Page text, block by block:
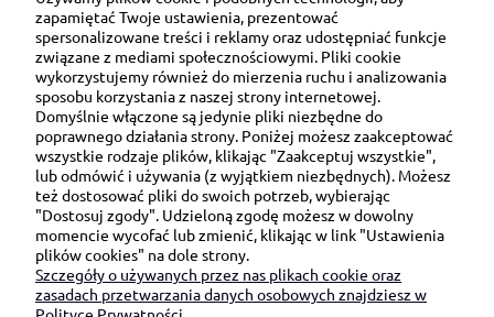
Ul. Brukowa 6/8 lok. 57/58
91-341 Łódź
NIP: 6751510615
SKONTAKTUJ SIĘ Z NAMI:
sklep@be-happygifts.com
+48 690 172 872
zapamiętać Twoje ustawienia, prezentować
spersonalizowane treści i reklamy oraz udostępniać funkcje
związane z mediami społecznościowymi. Pliki cookie
wykorzystujemy również do mierzenia ruchu i analizowania
sposobu korzystania z naszej strony internetowej.
Domyślnie włączone są jedynie pliki niezbędne do
poprawnego działania strony. Poniżej możesz zaakceptować
wszystkie rodzaje plików, klikając "Zaakceptuj wszystkie",
lub odmówić i używania (z wyjątkiem niezbędnych). Możesz
też dostosować pliki do swoich potrzeb, wybierając
"Dostosuj zgody". Udzieloną zgodę możesz w dowolny
momencie wycofać lub zmienić, klikając w link "Ustawienia
plików cookies" na dole strony.
Szczegóły o używanych przez nas plikach cookie oraz
zasadach przetwarzania danych osobowych znajdziesz w